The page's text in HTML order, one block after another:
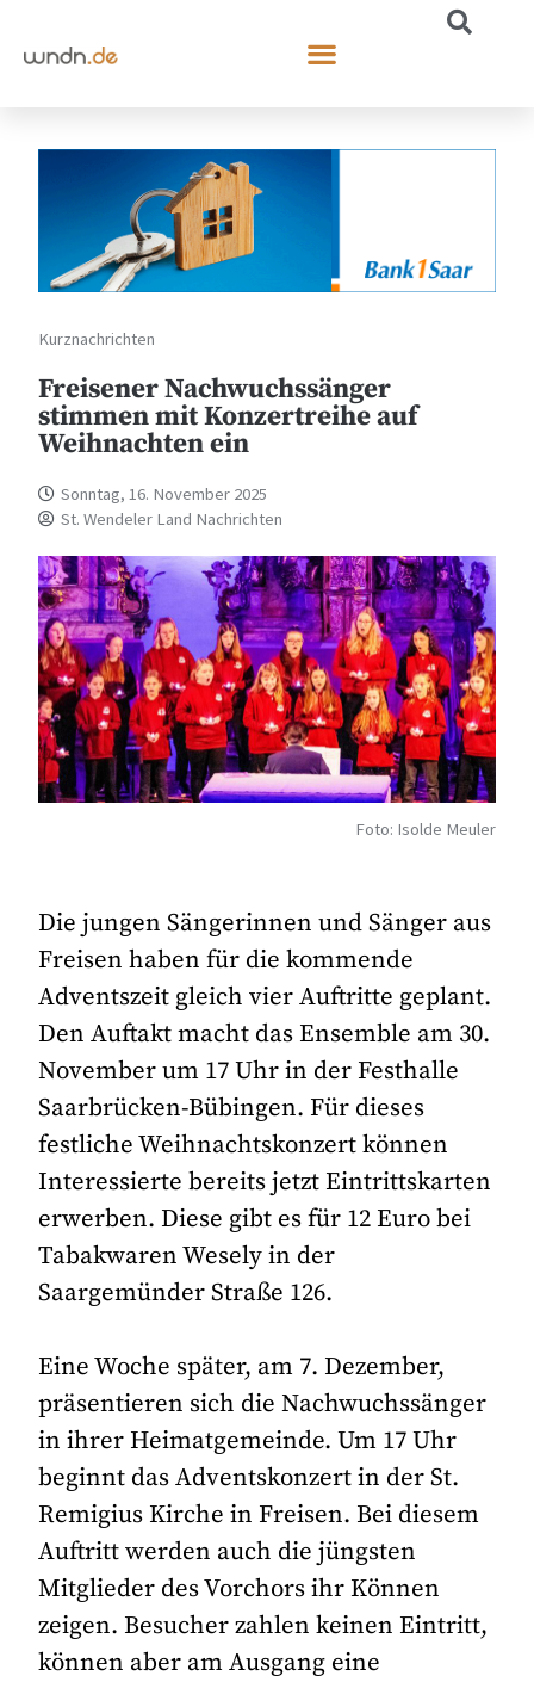
Kurznachrichten
Freisener Nachwuchssänger
stimmen mit Konzertreihe auf
Weihnachten ein
Sonntag, 16. November 2025
St. Wendeler Land Nachrichten
Foto: Isolde Meuler
Die jungen Sängerinnen und Sänger aus
Freisen haben für die kommende
Adventszeit gleich vier Auftritte geplant.
Den Auftakt macht das Ensemble am 30.
November um 17 Uhr in der Festhalle
Saarbrücken-Bübingen. Für dieses
festliche Weihnachtskonzert können
Interessierte bereits jetzt Eintrittskarten
erwerben. Diese gibt es für 12 Euro bei
Tabakwaren Wesely in der
Saargemünder Straße 126.
Eine Woche später, am 7. Dezember,
präsentieren sich die Nachwuchssänger
in ihrer Heimatgemeinde. Um 17 Uhr
beginnt das Adventskonzert in der St.
Remigius Kirche in Freisen. Bei diesem
Auftritt werden auch die jüngsten
Mitglieder des Vorchors ihr Können
zeigen. Besucher zahlen keinen Eintritt,
können aber am Ausgang eine